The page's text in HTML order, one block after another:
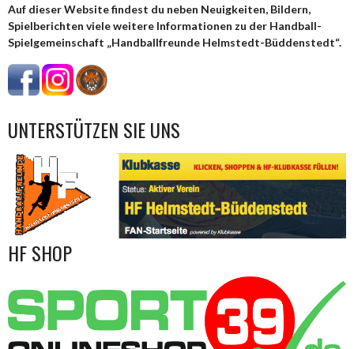
Auf dieser Website findest du neben Neuigkeiten, Bildern,
Spielberichten viele weitere Informationen zu der Handball-
Spielgemeinschaft „Handballfreunde Helmstedt-Büddenstedt“.
UNTERSTÜTZEN SIE UNS
HF SHOP